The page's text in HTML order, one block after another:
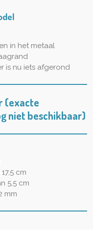
in het metaal
is nu iets afgerond
(exacte
niet beschikbaar)
cm
5,5 cm
mm